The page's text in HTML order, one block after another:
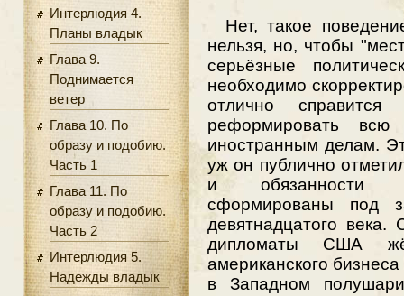
Интерлюдия 4.
Планы владык
Глава 9.
Поднимается
ветер
Глава 10. По
образу и подобию.
Часть 1
Глава 11. По
образу и подобию.
Часть 2
Интерлюдия 5.
Надежды владык
Нет, такое
нельзя, но, чтобы
серьёзные
необходимо
отлично
реформировать всю
иностранным делам.
уж он публично
и обязанности
сформированы под
девятнадцатого
дипломаты США
американского
в Западном